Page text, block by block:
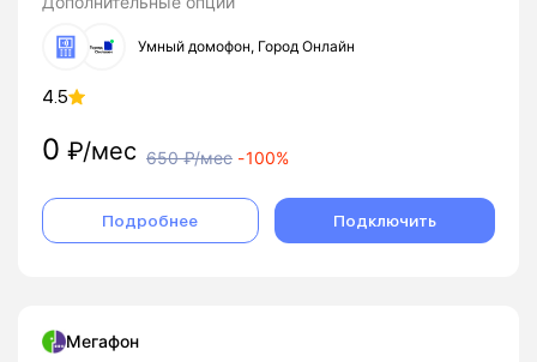
Умный домофон, Город Онлайн
4.5
0 ₽/мес 650₽/мес -100%
Подробнее Подключить
Мегафон